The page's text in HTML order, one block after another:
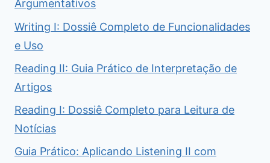
Argumentativos
Writing I: Dossiê Completo de Funcionalidades
e Uso
Reading II: Guia Prático de Interpretação de
Artigos
Reading I: Dossiê Completo para Leitura de
Notícias
Guia Prático: Aplicando Listening II com